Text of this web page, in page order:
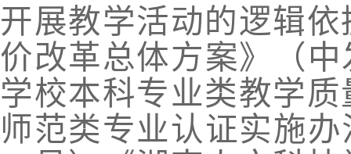
开展教学活动的逻辑
价改革总体方案》（中
学校本科专业类教学
师范类专业认证实施